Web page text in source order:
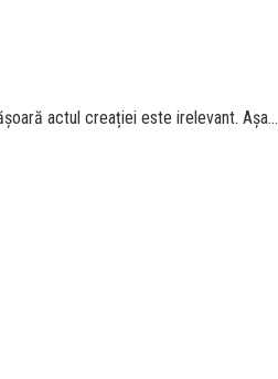
actul creației este irelevant. Așa...